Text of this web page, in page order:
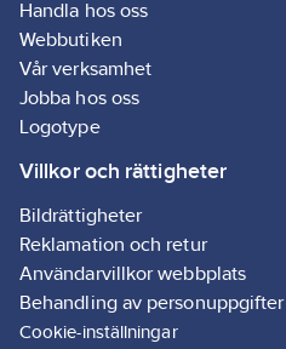
Handla hos oss
Webbutiken
Vår verksamhet
Jobba hos oss
Logotype
Villkor och rättigheter
Bildrättigheter
Reklamation och retur
Användarvillkor webbplats
Behandling av personuppgifter
Cookie-inställningar